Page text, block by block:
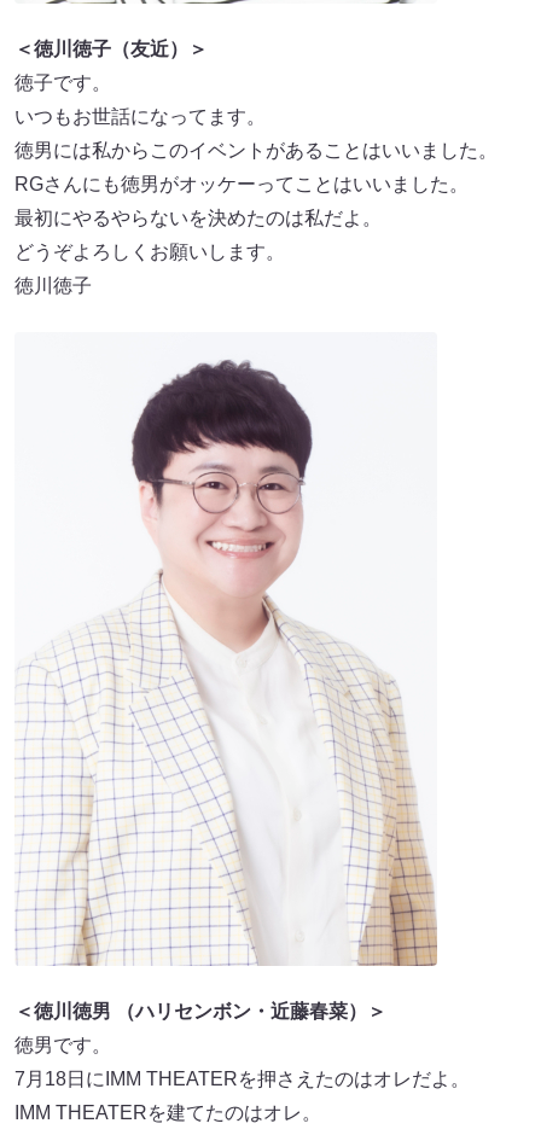
＜徳川徳子（友近）＞
徳子です。
いつもお世話になってます。
徳男には私からこのイベントがあることはいいました。
RGさんにも徳男がオッケーってことはいいました。
最初にやるやらないを決めたのは私だよ。
どうぞよろしくお願いします。
徳川徳子
＜徳川徳男 （ハリセンボン・近藤春菜）＞
徳男です。
7月18日にIMM THEATERを押さえたのはオレだよ。
IMM THEATERを建てたのはオレ。